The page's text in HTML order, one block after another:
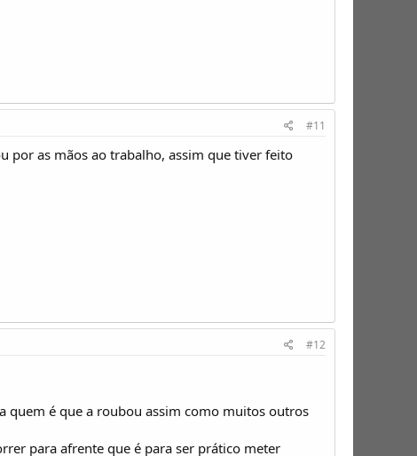
#11
por as mãos ao trabalho, assim que tiver feito
#12
quem é que a roubou assim como muitos outros
para afrente que é para ser prático meter